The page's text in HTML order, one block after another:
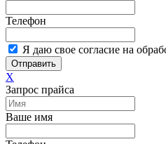
Телефон
Я даю свое согласие на
Отправить
X
Запрос прайса
Ваше имя